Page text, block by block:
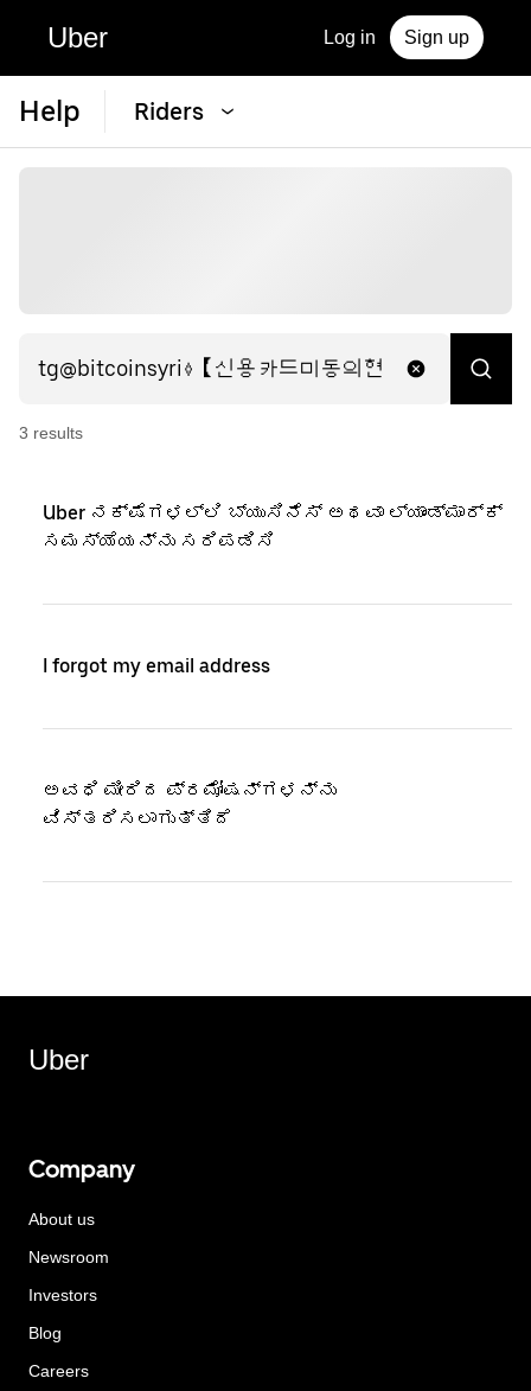
Uber Log in Sign up
Help Riders
3 results
Uber ನಕ್ಷೆಗಳಲ್ಲಿ ಬ್ಯುಸಿನೆಸ್ ಅಥವಾ ಲ್ಯಾಂಡ್‌ಮಾರ್ಕ್
ಸಮಸ್ಯೆಯನ್ನು ಸರಿಪಡಿಸಿ
I forgot my email address
ಅವಧಿ ಮೀರಿದ ಪ್ರಮೋಷನ್‌ಗಳನ್ನು
ವಿಸ್ತರಿಸಲಾಗುತ್ತಿದೆ
Uber
Company
About us
Newsroom
Investors
Blog
Careers